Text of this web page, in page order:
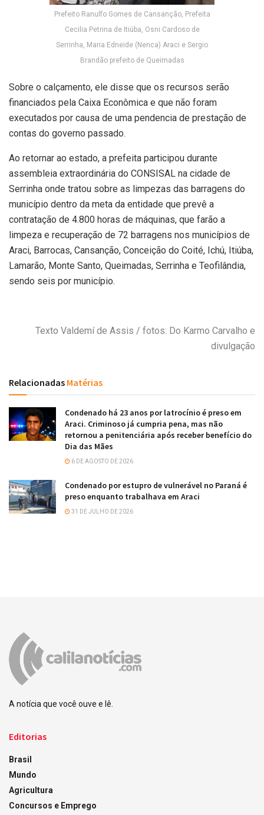
Prefeito Ranulfo Gomes de Cansanção, Prefeita
Cecilia Petrina de Itiúba, Osni Cardoso de
Serrinha, Maria Edneide (Nenca) Araci e Sergio
Brandão prefeito de Queimadas
Sobre o calçamento, ele disse que os recursos serão
financiados pela Caixa Econômica e que não foram
executados por causa de uma pendencia de prestação de
contas do governo passado.
Ao retornar ao estado, a prefeita participou durante
assembleia extraordinária do CONSISAL na cidade de
Serrinha onde tratou sobre as limpezas das barragens do
município dentro da meta da entidade que prevê a
contratação de 4.800 horas de máquinas, que farão a
limpeza e recuperação de 72 barragens nos municípios de
Araci, Barrocas, Cansanção, Conceição do Coité, Ichú, Itiúba,
Lamarão, Monte Santo, Queimadas, Serrinha e Teofilândia,
sendo seis por município.
Texto Valdemí de Assis / fotos: Do Karmo Carvalho e
divulgação
Relacionadas Matérias
Condenado há 23 anos por latrocínio é preso em
Araci. Criminoso já cumpria pena, mas não
retornou a penitenciária após receber benefício do
Dia das Mães
6 DE AGOSTO DE 2026
Condenado por estupro de vulnerável no Paraná é
preso enquanto trabalhava em Araci
31 DE JULHO DE 2026
A notícia que você ouve e lê.
Editorias
Brasil
Mundo
Agricultura
Concursos e Emprego